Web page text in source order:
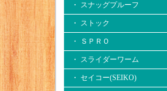
・ スナッグプルーフ
・ ストック
・ ＳＰＲＯ
・ スライダーワーム
・ セイコー(SEIKO)